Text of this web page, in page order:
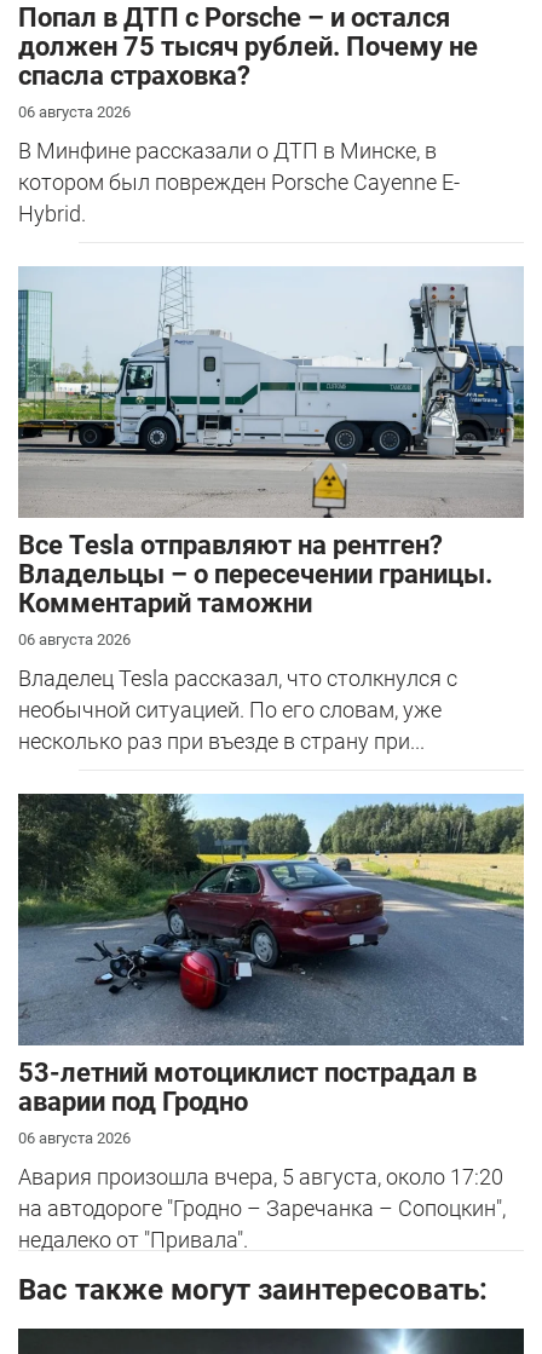
​Попал в ДТП с Porsche – и остался
должен 75 тысяч рублей. Почему не
спасла страховка?
06 августа 2026
В Минфине рассказали о ДТП в Минске, в
котором был поврежден Porsche Cayenne E-
Hybrid.
Все Tesla отправляют на рентген?
Владельцы – о пересечении границы.
Комментарий таможни
06 августа 2026
Владелец Tesla рассказал, что столкнулся с
необычной ситуацией. По его словам, уже
несколько раз при въезде в страну при...
53-летний мотоциклист пострадал в
аварии под Гродно
06 августа 2026
Авария произошла вчера, 5 августа, около 17:20
на автодороге "Гродно – Заречанка – Сопоцкин",
недалеко от "Привала".
Вас также могут заинтересовать: